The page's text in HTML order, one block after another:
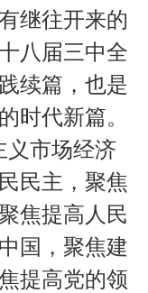
继往开来的
八届三中全
续篇，也是
时代新篇。
市场经济
民主，聚焦
焦提高人民
国，聚焦建
提高党的领